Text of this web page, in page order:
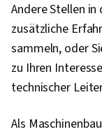
Andere Stellen
zusätzliche
sammeln, oder
zu Ihren
technischer
Als